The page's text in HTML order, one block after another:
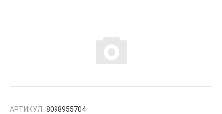
АРТИКУЛ: 8098955704